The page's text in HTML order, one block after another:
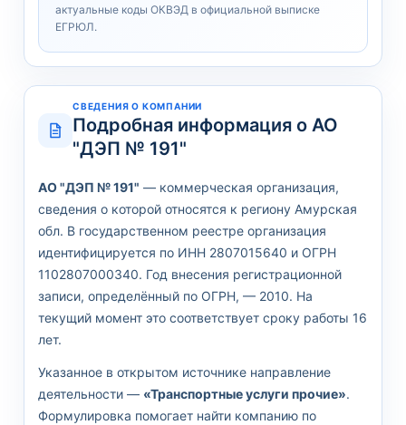
актуальные коды ОКВЭД в официальной выписке
ЕГРЮЛ.
СВЕДЕНИЯ О КОМПАНИИ
Подробная информация о АО
"ДЭП № 191"
АО "ДЭП № 191" — коммерческая организация,
сведения о которой относятся к региону Амурская
обл. В государственном реестре организация
идентифицируется по ИНН 2807015640 и ОГРН
1102807000340. Год внесения регистрационной
записи, определённый по ОГРН, — 2010. На
текущий момент это соответствует сроку работы 16
лет.
Указанное в открытом источнике направление
деятельности — «Транспортные услуги прочие».
Формулировка помогает найти компанию по